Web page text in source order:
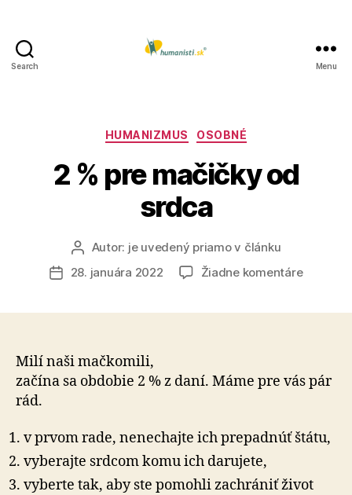
Search Menu
Kategórie
HUMANIZMUS OSOBNÉ
2 % pre mačičky od
srdca
Autor
článku
Autor: je uvedený priamo v článku
Dátum
28. januára 2022 Žiadne komentárena
srdca
Milí naši mačkomili,
začína sa obdobie 2 % z daní. Máme pre vás pár
rád.
v prvom rade, nenechajte ich prepadnúť štátu,
vyberajte srdcom komu ich darujete,
vyberte tak, aby ste pomohli zachrániť život